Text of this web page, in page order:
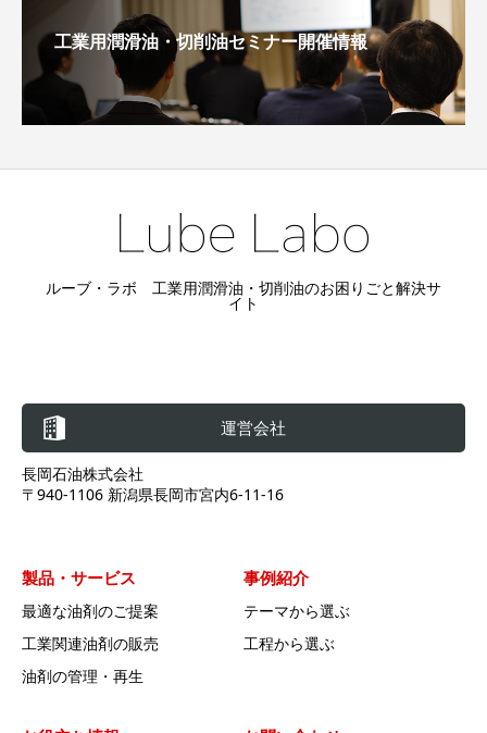
工業用潤滑油・切削油セミナー開催情報
ルーブ・ラボ 工業用潤滑油・切削油のお困りごと解決サ
イト
運営会社
長岡石油株式会社
〒940-1106 新潟県長岡市宮内6-11-16
製品・サービス
最適な油剤のご提案
工業関連油剤の販売
油剤の管理・再生
事例紹介
テーマから選ぶ
工程から選ぶ